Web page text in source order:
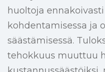
huoltoja
kohdentamisessa ja
säästämisessä.
tehokkuus muuttuu